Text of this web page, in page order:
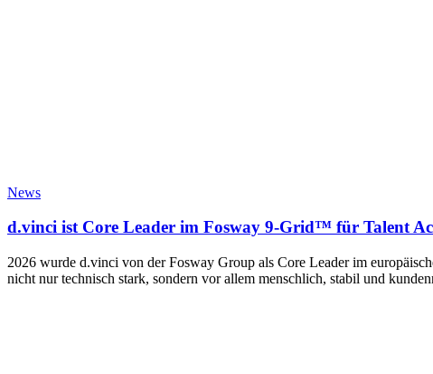
News
d.vinci ist Core Leader im Fosway 9-Grid™ für Talent
2026 wurde d.vinci von der Fosway Group als Core Leader im
nicht nur technisch stark, sondern vor allem menschlich, stabil und